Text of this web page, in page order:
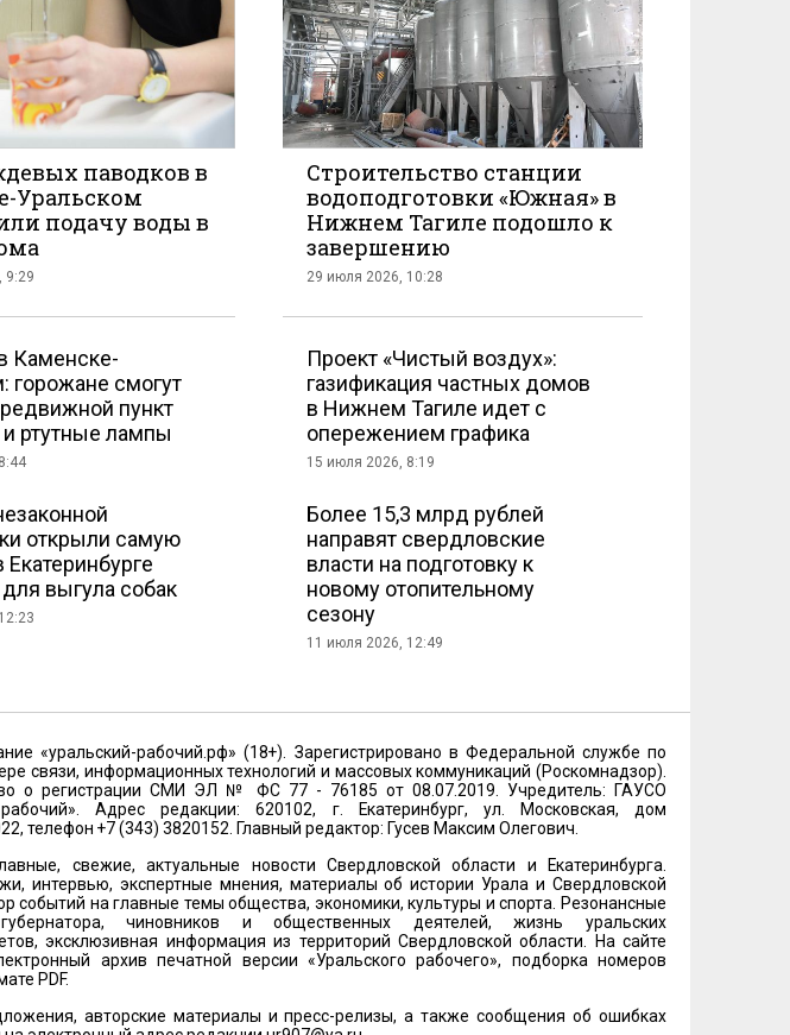
паводков в
Уральском
подачу воды в
9:29
Строительство станции
водоподготовки «Южная» в
Нижнем Тагиле подошло к
завершению
29 июля 2026, 10:28
Каменске-
горожане смогут
пункт
и ртутные лампы
открыли самую
выгула собак
Проект «Чистый воздух»:
газификация частных домов
в Нижнем Тагиле идет с
опережением графика
15 июля 2026, 8:19
Более 15,3 млрд рублей
направят свердловские
власти на подготовку к
новому отопительному
сезону
11 июля 2026, 12:49
«уральский-рабочий.рф» (18+). Зарегистрировано в Федеральной службе по
связи, информационных технологий и массовых коммуникаций (Роскомнадзор).
о регистрации СМИ ЭЛ № ФС 77 - 76185 от 08.07.2019. Учредитель: ГАУСО
Адрес редакции: 620102, г. Екатеринбург, ул. Московская, дом
телефон +7 (343) 3820152. Главный редактор: Гусев Максим Олегович.
свежие, актуальные новости Свердловской области и Екатеринбурга.
интервью, экспертные мнения, материалы об истории Урала и Свердловской
событий на главные темы общества, экономики, культуры и спорта. Резонансные
чиновников и общественных деятелей, жизнь уральских
эксклюзивная информация из территорий Свердловской области. На сайте
архив печатной версии «Уральского рабочего», подборка номеров
PDF.
авторские материалы и пресс-релизы, а также сообщения об ошибках